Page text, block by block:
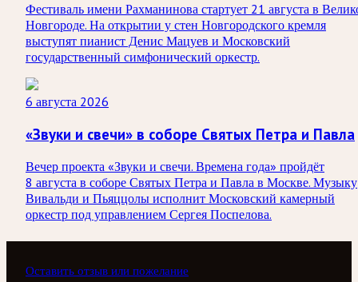
Фестиваль имени Рахманинова стартует 21 августа в
Новгороде. На открытии у стен Новгородского кремля
выступят пианист Денис Мацуев и Московский
государственный симфонический оркестр.
6 августа 2026
«Звуки и свечи» в соборе Святых Петра и Павла
Вечер проекта «Звуки и свечи. Времена года» пройдёт
8 августа в соборе Святых Петра и Павла в Москве. Музыку
Вивальди и Пьяццолы исполнит Московский камерный
оркестр под управлением Сергея Поспелова.
Оставить отзыв или пожелание